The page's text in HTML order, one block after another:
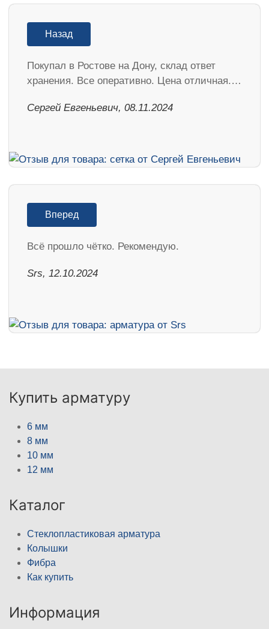
Назад
Покупал в Ростове на Дону, склад ответ
хранения. Все оперативно. Цена отличная.…
Сергей Евгеньевич, 08.11.2024
Вперед
Всё прошло чётко. Рекомендую.
Srs, 12.10.2024
Купить арматуру
6 мм
8 мм
10 мм
12 мм
Каталог
Стеклопластиковая арматура
Колышки
Фибра
Как купить
Информация